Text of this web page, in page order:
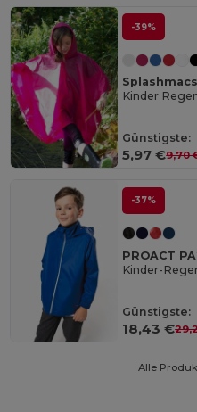
-39%
Splashmacs
Günstigste:
5,97 €9,70
-37%
PROACT
Kinder-
Günstigste:
18,43 €
Alle